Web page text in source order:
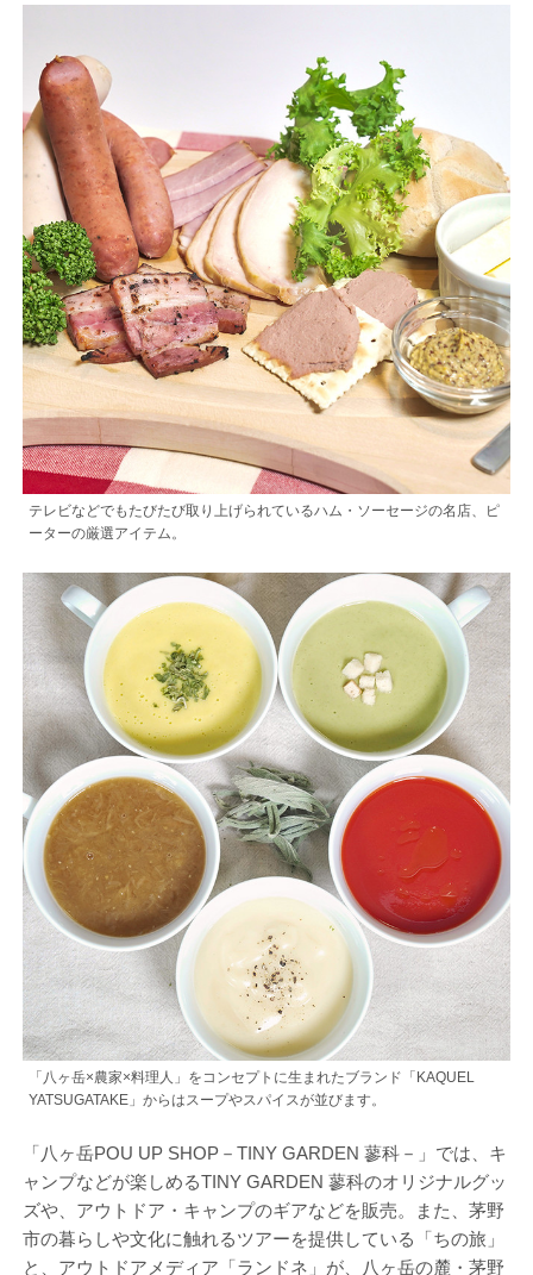
テレビなどでもたびたび取り上げられているハム・ソーセージの名店、ピ
ーターの厳選アイテム。
「八ヶ岳×農家×料理人」をコンセプトに生まれたブランド「KAQUEL
YATSUGATAKE」からはスープやスパイスが並びます。
「八ヶ岳POU UP SHOP－TINY GARDEN 蓼科－」では、キ
ャンプなどが楽しめるTINY GARDEN 蓼科のオリジナルグッ
ズや、アウトドア・キャンプのギアなどを販売。また、茅野
市の暮らしや文化に触れるツアーを提供している「ちの旅」
と、アウトドアメディア「ランドネ」が、八ヶ岳の麓・茅野